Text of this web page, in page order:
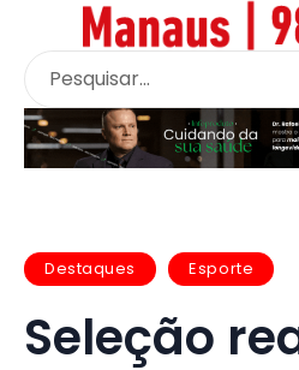
Destaques Esporte
Seleção